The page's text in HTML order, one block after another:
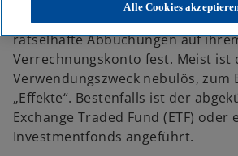
Zu Beginn des neuen Jahres
rätselhafte Abbuchungen auf
Verrechnungskonto fest. Meist ist
Verwendungszweck nebulös, zum
„Effekte“. Bestenfalls ist der
Exchange Traded Fund (ETF) oder
Investmentfonds angeführt.
Alle Cookies